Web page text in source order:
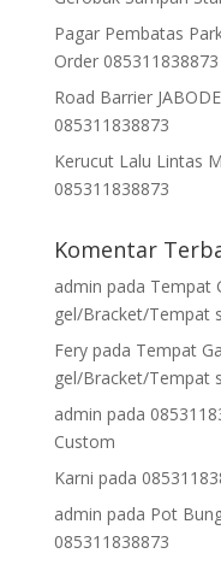
Pagar Pembatas
Order 085311838873
Road Barrier
085311838873
Kerucut Lalu Lintas
085311838873
Komentar
admin pada Tempat
gel/Bracket/Tempat
Ferypada Tempat
gel/Bracket/Tempat
admin pada
Custom
Karni pada
admin pada Pot
085311838873